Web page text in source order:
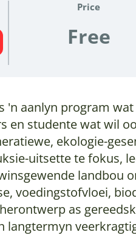
Price
Free
'n aanlyn program
en studente wat wil
ekologie-
uitsette te fokus,
landbou
voedingstofvloei,
as
langtermyn